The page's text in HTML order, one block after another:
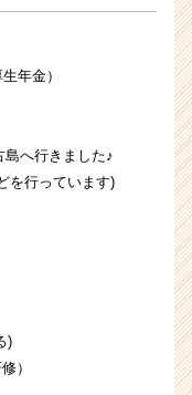
年金）
へ行きました♪
を行っています)
)
）